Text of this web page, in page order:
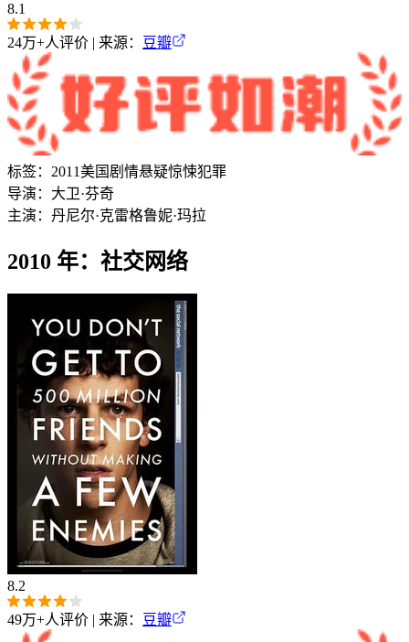
8.1
24万+人评价 | 来源： 豆瓣
标签： 2011美国 剧情悬疑惊悚犯罪
导演： 大卫·芬奇
主演： 丹尼尔·克雷格鲁妮·玛拉
2010 年：社交网络
8.2
49万+人评价 | 来源： 豆瓣